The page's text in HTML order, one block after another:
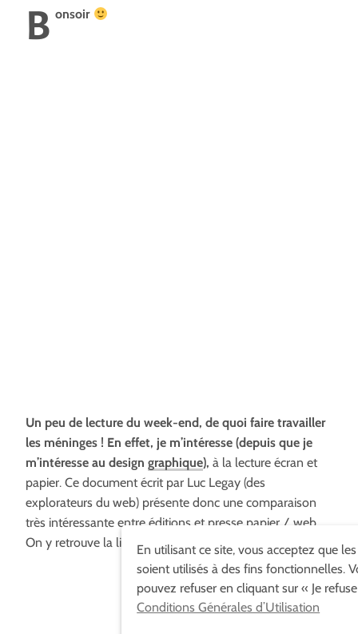
En utilisant ce site, vous acceptez que
soient utilisés à des fins fonctionnelles.
pouvez refuser en cliquant sur « Je
Conditions Générales d’Utilisation
B onsoir
Un peu de lecture du week-end, de quoi faire travailler
les méninges ! En effet, je m’intéresse (depuis que je
m’intéresse au design graphique), à la lecture écran et
papier. Ce document écrit par Luc Legay (des
explorateurs du web) présente donc une comparaison
très intéressante entre éditions et presse papier / web.
On y retrouve la lisibilité, les habitudes, architecture, etc.